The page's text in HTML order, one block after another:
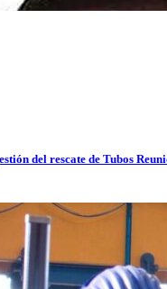
del rescate de Tubos